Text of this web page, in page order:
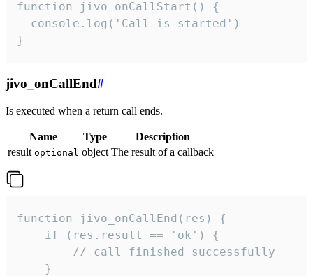
function jivo_onCallStart() {
  console.log('Call is started')
}
jivo_onCallEnd#
Is executed when a return call ends.
Name Type
Description
result optional object The result of a callback
function jivo_onCallEnd(res) {
    if (res.result == 'ok') {
        // call finished successfully
    }